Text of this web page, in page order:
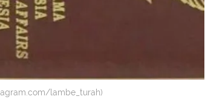
lambe_turah)